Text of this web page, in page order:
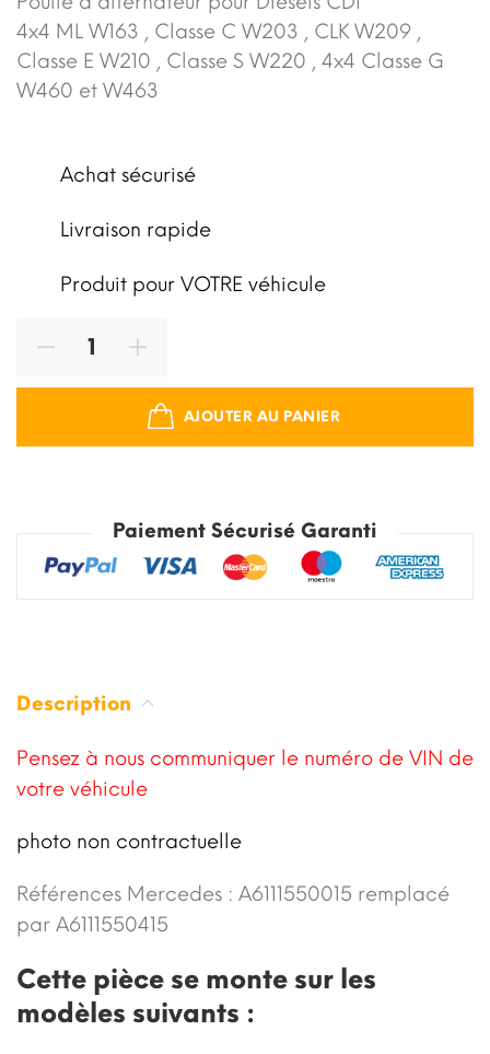
4x4 ML W163 , Classe C W203 , CLK W209 ,
Classe E W210 , Classe S W220 , 4x4 Classe G
W460 et W463
Achat sécurisé
Livraison rapide
Produit pour VOTRE véhicule
AJOUTER AU PANIER
Paiement Sécurisé Garanti
Description
Pensez à nous communiquer le numéro de VIN de
votre véhicule
photo non contractuelle
Références Mercedes : A6111550015 remplacé
par A6111550415
Cette pièce se monte sur les
modèles suivants :